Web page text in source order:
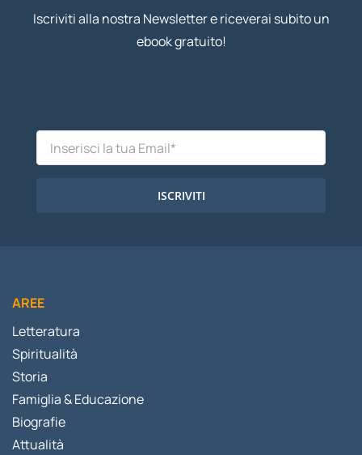
Iscriviti alla nostra Newsletter e riceverai subito un
ebook gratuito!
ISCRIVITI
AREE
Letteratura
Spiritualità
Storia
Famiglia & Educazione
Biografie
Attualità